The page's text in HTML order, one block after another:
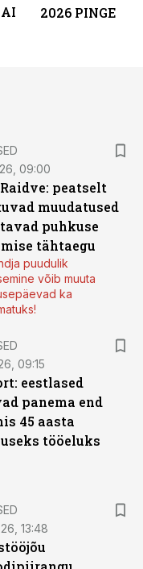
2026 PINGE
09:00
peatselt
muudatused
puhkuse
tähtaegu
puudulik
võib muuta
ka
09:15
eestlased
panema end
45 aasta
tööeluks
13:48